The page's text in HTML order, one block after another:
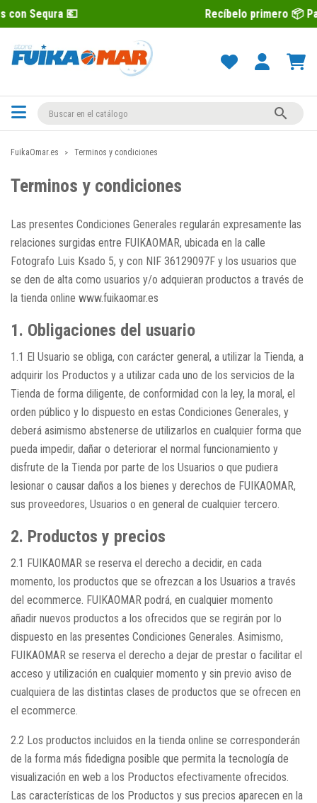
💶 Recíbelo primero 📦 Paga

FuikaOmar.es Terminos y condiciones
Terminos y condiciones
Las presentes Condiciones Generales regularán expresamente las
relaciones surgidas entre FUIKAOMAR, ubicada en la calle
Fotografo Luis Ksado 5, y con NIF 36129097F y los usuarios que
se den de alta como usuarios y/o adquieran productos a través de
la tienda online www.fuikaomar.es
1. Obligaciones del usuario
1.1 El Usuario se obliga, con carácter general, a utilizar la Tienda, a
adquirir los Productos y a utilizar cada uno de los servicios de la
Tienda de forma diligente, de conformidad con la ley, la moral, el
orden público y lo dispuesto en estas Condiciones Generales, y
deberá asimismo abstenerse de utilizarlos en cualquier forma que
pueda impedir, dañar o deteriorar el normal funcionamiento y
disfrute de la Tienda por parte de los Usuarios o que pudiera
lesionar o causar daños a los bienes y derechos de FUIKAOMAR,
sus proveedores, Usuarios o en general de cualquier tercero.
2. Productos y precios
2.1 FUIKAOMAR se reserva el derecho a decidir, en cada
momento, los productos que se ofrezcan a los Usuarios a través
del ecommerce. FUIKAOMAR podrá, en cualquier momento
añadir nuevos productos a los ofrecidos que se regirán por lo
dispuesto en las presentes Condiciones Generales. Asimismo,
FUIKAOMAR se reserva el derecho a dejar de prestar o facilitar el
acceso y utilización en cualquier momento y sin previo aviso de
cualquiera de las distintas clases de productos que se ofrecen en
el ecommerce.
2.2 Los productos incluidos en la tienda online se corresponderán
de la forma más fidedigna posible que permita la tecnología de
visualización en web a los Productos efectivamente ofrecidos.
Las características de los Productos y sus precios aparecen en la